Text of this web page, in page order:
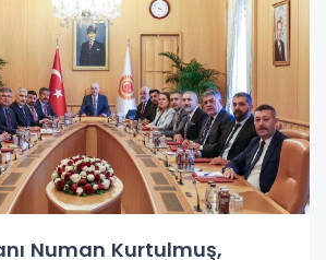
Numan Kurtulmuş,